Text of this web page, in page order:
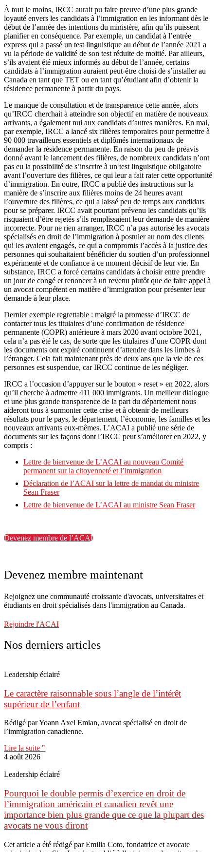
À tout le moins, IRCC aurait pu faire preuve d’une plus grande
loyauté envers les candidats à l’immigration en les informant dès le
début de l’année des intentions du ministère, afin qu’ils puissent
planifier en conséquence. Par exemple, un candidat à l’entrée
express qui a passé un test linguistique au début de l’année 2021 a
vu la période de validité de son test réduite de moitié. Par ailleurs,
s’ils avaient été mieux informés au début de l’année, certains
candidats à l’immigration auraient peut-être choisi de s’installer au
Canada en tant que TET ou en tant qu’étudiant afin d’obtenir la
résidence permanente à partir du pays.
Le manque de consultation et de transparence cette année, alors
qu’IRCC cherchait à atteindre son objectif en matière de nouveaux
arrivants, a également nui aux candidats d’autres manières. En mai,
par exemple, IRCC a lancé six filières temporaires pour permettre à
90 000 travailleurs essentiels et diplômés internationaux de
demander la résidence permanente. En raison du peu de préavis
donné avant le lancement des filières, de nombreux candidats n’ont
pas eu la possibilité de s’inscrire à un test linguistique obligatoire
avant l’ouverture des filières, ce qui leur a fait rater cette opportunité
d’immigration. En outre, IRCC a publié des instructions sur la
manière de s’inscrire aux filières moins de 24 heures avant
l’ouverture des filières, ce qui a laissé peu de temps aux candidats
pour se préparer. IRCC avait pourtant prévenu les candidats qu’ils
risquaient d’être rejetés s’ils remplissaient leur demande de manière
incorrecte. Pour ne rien arranger, IRCC n’a pas autorisé les avocats
spécialisés en droit de l’immigration à postuler au nom des clients
qui les avaient engagés, ce qui a compromis l’accès à la justice des
personnes qui souhaitaient bénéficier du soutien d’un professionnel
expérimenté et de confiance à ce moment décisif de leur vie. En
substance, IRCC a forcé certains candidats à choisir entre prendre
un jour de congé et renoncer à un revenu plutôt que de faire appel à
un avocat compétent en matière d’immigration pour présenter leur
demande à leur place.
Dernier exemple regrettable : malgré la promesse d’IRCC de
contacter tous les titulaires d’une confirmation de résidence
permanente (COPR) antérieure à mars 2020 avant octobre 2021,
cela n’a pas été le cas, de sorte que les titulaires d’une COPR dont
les documents ont expiré continuent d’attendre dans les limbes à
l’étranger. Cela fait maintenant près de deux ans que la vie de ces
personnes est suspendue, car IRCC continue de les négliger.
IRCC a l’occasion d’appuyer sur le bouton « reset » en 2022, alors
qu’il cherche à admettre 411 000 immigrants. Un meilleur dialogue
et une plus grande transparence de la part du département nous
aideront tous à surmonter cette crise et à obtenir de meilleurs
résultats pour le pays, le département, l’économie, les familles et les
nouveaux arrivants eux-mêmes. L’ACAI a publié une série de
documents sur les façons dont l’IRCC peut s’améliorer en 2022, y
compris :
Lettre de bienvenue de L’ACAI au nouveau Comité
permanent sur la citoyenneté et l’immigration
Déclaration de l’ACAI sur la lettre de mandat du ministre
Sean Fraser
Lettre de bienvenue de L’ACAI au ministre Sean Fraser
Devenez membre de l’ACAI
Devenez membre maintenant
Rejoignez une communauté croissante d'avocats, universitaires et
étudiants en droit spécialisés dans l'immigration au Canada.
Rejoindre l'ACAI
Nos derniers articles
Leadership éclairé
Le caractère raisonnable sous l’angle de l’intérêt
supérieur de l’enfant
Rédigé par Yoann Axel Emian, avocat spécialisé en droit de
l’immigration canadienne.
Lire la suite "
4 août 2026
Leadership éclairé
Pourquoi le double permis d’exercice en droit de
l’immigration américain et canadien revêt une
importance bien plus grande que ce que la plupart des
avocats ne vous diront
Cet article a été rédigé par Emilia Coto, fondatrice et avocate